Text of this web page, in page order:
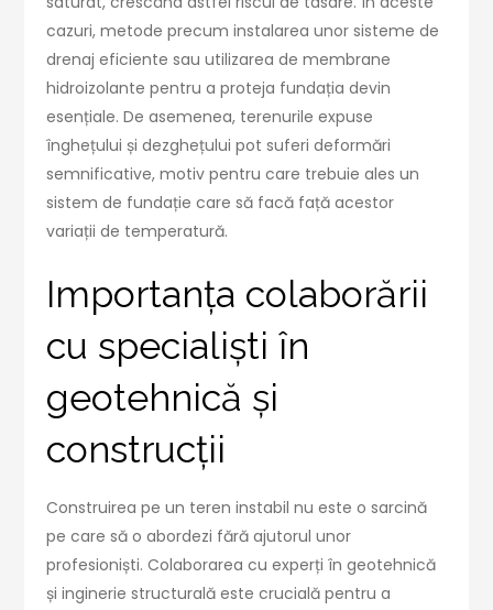
cazuri, metode precum instalarea unor sisteme de
drenaj eficiente sau utilizarea de membrane
hidroizolante pentru a proteja fundația devin
esențiale. De asemenea, terenurile expuse
înghețului și dezghețului pot suferi deformări
semnificative, motiv pentru care trebuie ales un
sistem de fundație care să facă față acestor
variații de temperatură.
Importanța colaborării
cu specialiști în
geotehnică și
construcții
Construirea pe un teren instabil nu este o sarcină
pe care să o abordezi fără ajutorul unor
profesioniști. Colaborarea cu experți în geotehnică
și inginerie structurală este crucială pentru a